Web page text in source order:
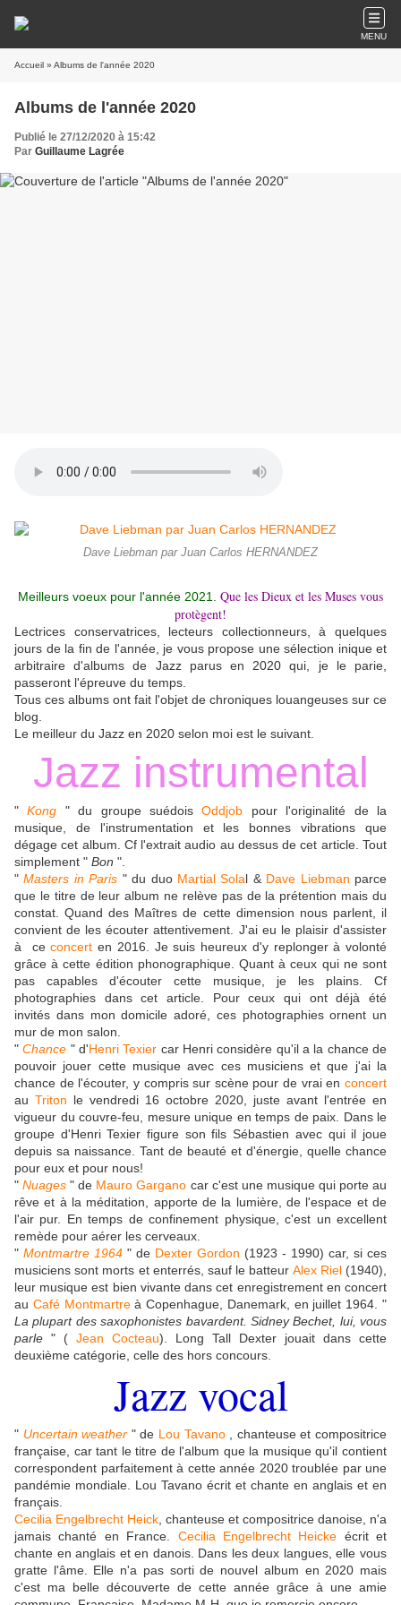
MENU
Accueil » Albums de l'année 2020
Albums de l'année 2020
Publié le 27/12/2020 à 15:42
Par Guillaume Lagrée
Dave Liebman par Juan Carlos HERNANDEZ
Meilleurs voeux pour l'année 2021
Que les Dieux et les Muses vous
protègent!
Lectrices conservatrices, lecteurs collectionneurs, à quelques
jours de la fin de l'année, je vous propose une sélection inique et
arbitraire d'albums de Jazz parus en 2020 qui, je le parie,
passeront l'épreuve du temps.
Tous ces albums ont fait l'objet de chroniques louangeuses sur ce
blog.
Le meilleur du Jazz en 2020 selon moi est le suivant.
Jazz instrumental
"Kong " du groupe suédoisOddjob pour l'originalité de la
musique, de l'instrumentation et les bonnes vibrations que
dégage cet album. Cf l'extrait audio au dessus de cet article. Tout
simplement " Bon ".
" Masters in Paris " du duo Martial Solal & Dave Liebman parce
que le titre de leur album ne relève pas de la prétention mais du
constat. Quand des Maîtres de cette dimension nous parlent, il
convient de les écouter attentivement. J'ai eu le plaisir d'assister
à ceconcert en 2016. Je suis heureux d'y replonger à volonté
grâce à cette édition phonographique. Quant à ceux qui ne sont
pas capables d'écouter cette musique, je les plains. Cf
photographies dans cet article. Pour ceux qui ont déjà été
invités dans mon domicile adoré, ces photographies ornent un
mur de mon salon.
"Chance " d'Henri Texier car Henri considère qu'il a la chance de
pouvoir jouer cette musique avec ces musiciens et que j'ai la
chance de l'écouter, y compris sur scène pour de vrai en concert
au Triton le vendredi 16 octobre 2020, juste avant l'entrée en
vigueur du couvre-feu, mesure unique en temps de paix. Dans le
groupe d'Henri Texier figure son fils Sébastien avec qui il joue
depuis sa naissance. Tant de beauté et d'énergie, quelle chance
pour eux et pour nous!
"Nuages" de Mauro Gargano car c'est une musique qui porte au
rêve et à la méditation, apporte de la lumière, de l'espace et de
l'air pur. En temps de confinement physique, c'est un excellent
remède pour aérer les cerveaux.
" Montmartre 1964 " de Dexter Gordon (1923 - 1990) car, si ces
musiciens sont morts et enterrés, sauf le batteur Alex Riel(1940),
leur musique est bien vivante dans cet enregistrement en concert
au Café Montmartreà Copenhague, Danemark, en juillet 1964. "
La plupart des saxophonistes bavardent. Sidney Bechet, lui, vous
parle " ( Jean Cocteau). Long Tall Dexter jouait dans cette
deuxième catégorie, celle des hors concours.
Jazz vocal
" Uncertain weather " de Lou Tavano, chanteuse et compositrice
française, car tant le titre de l'album que la musique qu'il contient
correspondent parfaitement à cette année 2020 troublée par une
pandémie mondiale. Lou Tavano écrit et chante en anglais et en
français.
Cecilia Engelbrecht Heick , chanteuse et compositrice danoise, n'a
jamais chanté en France. Cecilia Engelbrecht Heicke écrit et
chante en anglais et en danois. Dans les deux langues, elle vous
gratte l'âme. Elle n'a pas sorti de nouvel album en 2020 mais
c'est ma belle découverte de cette année grâce à une amie